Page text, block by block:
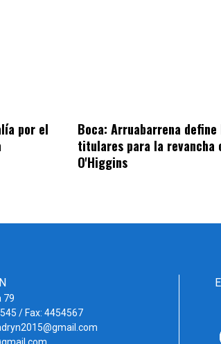
por el
Boca: Arruabarrena define
titulares para la revancha
O'Higgins
79
/ Fax: 4454567